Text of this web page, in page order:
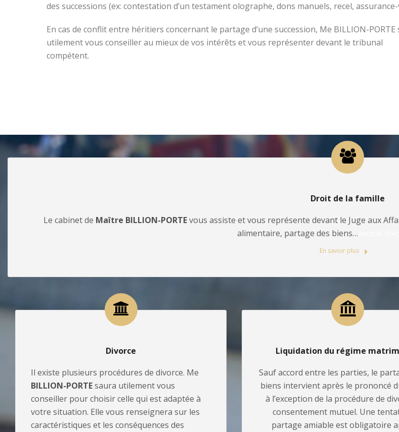
des successions (ex: contestation d’un testament olographe, dons manuels, recel,
En cas de conflit entre héritiers concernant le partage d’une succession, Me BILLION-PORTE
utilement vous conseiller au mieux de vos intérêts et vous représenter devant le tribunal
compétent.
Droit de la famille
Le cabinet de Maître BILLION-PORTEvous assiste et vous représente devant le Juge aux
alimentaire, partage des biens…
En savoir plus
Divorce
Il existe plusieurs procédures de divorce. Me
BILLION-PORTEsaura utilement vous
conseiller pour choisir celle qui est adaptée à
votre situation. Elle vous renseignera sur les
caractéristiques et les conséquences des
Liquidation du régime
Sauf accord entre les parties, le
biens intervient après le prononcé
à l’exception de la procédure de
consentement mutuel. Une
partage amiable est obligatoire